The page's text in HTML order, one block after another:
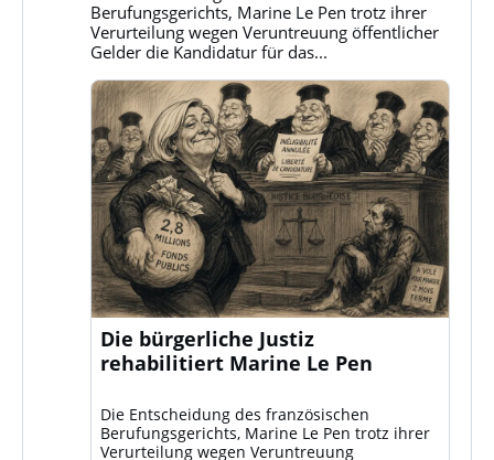
ansehenBerufungsgerichts, Marine Le Pen trotz ihrer
Verurteilung wegen Veruntreuung öffentlicher
Gelder die Kandidatur für das...
Die bürgerliche Justiz
rehabilitiert Marine Le Pen
Die Entscheidung des französischen
Berufungsgerichts, Marine Le Pen trotz ihrer
Verurteilung wegen Veruntreuung